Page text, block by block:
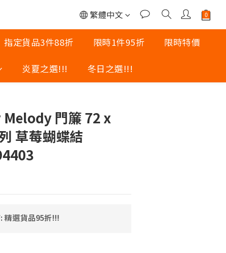
繁體中文
指定貨品3件88折 限時1件95折 限時特價
炎夏之選!!! 冬日之選!!!
門簾 72 x
草莓蝴蝶結
精選貨品95折!!!